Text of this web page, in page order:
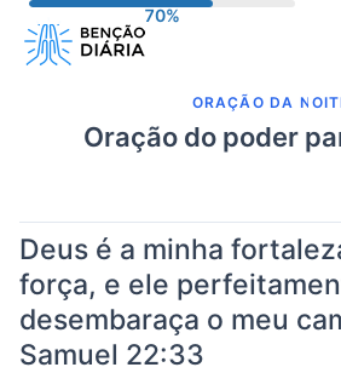
para
conteúdo
ORAÇÃO DA
Oração do poder
Deus é a minha
força, e ele
desembaraça o meu
Samuel 22:33